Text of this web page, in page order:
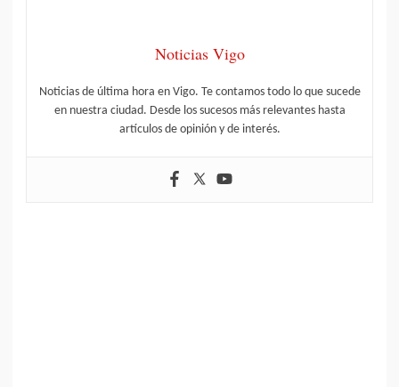
Noticias Vigo
Noticias de última hora en Vigo. Te contamos todo lo que sucede
en nuestra ciudad. Desde los sucesos más relevantes hasta
artículos de opinión y de interés.